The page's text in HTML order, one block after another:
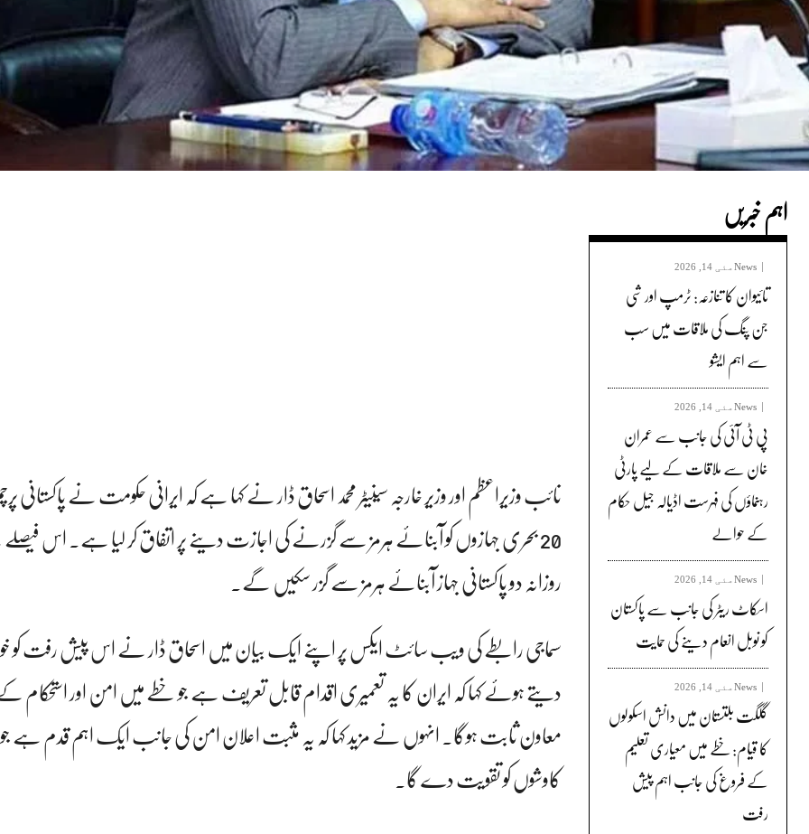
نائب وزیراعظم اور وزیر خارجہ سینیٹر محمد اسحاق ڈار نے کہا ہے کہ ایرانی حکومت نے پاکستانی
20 بحری جہازوں کو آبنائے ہرمز سے گزرنے کی اجازت دینے پر اتفاق کر لیا ہے۔ اس
روزانہ دو پاکستانی جہاز آبنائے ہرمز سے گزر سکیں گے۔
سماجی رابطے کی ویب سائٹ ایکس پر اپنے ایک بیان میں اسحاق ڈار نے اس پیش رفت کو
دیتے ہوئے کہا کہ ایران کا یہ تعمیری اقدام قابل تعریف ہے جو خطے میں امن اور استحکام
معاون ثابت ہوگا۔ انہوں نے مزید کہا کہ یہ مثبت اعلان امن کی جانب ایک اہم قدم ہے جو
کاوشوں کو تقویت دے گا۔
اہم خبریں
News مئی 14, 2026
تائیوان کا تنازعہ: ٹرمپ اور شی
جن پنگ کی ملاقات میں سب
سے اہم ایشو
News مئی 14, 2026
پی ٹی آئی کی جانب سے عمران
خان سے ملاقات کے لیے پارٹی
رہنماؤں کی فہرست اڈیالہ جیل حکام
کے حوالے
News مئی 14, 2026
اسکاٹ ریٹر کی جانب سے پاکستان
کو نوبل انعام دینے کی حمایت
News مئی 14, 2026
گلگت بلتستان میں دانش اسکولوں
کا قیام: خطے میں معیاری تعلیم
کے فروغ کی جانب اہم پیش
رفت